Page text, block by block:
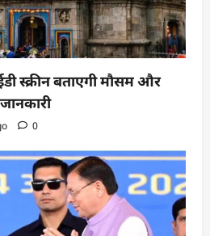
स्क्रीन बताएगी मौसम और
0